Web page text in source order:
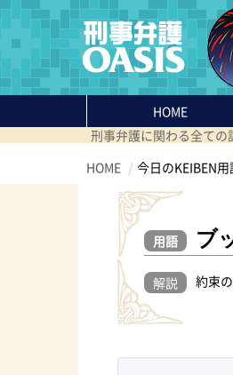
HOME
刑事弁護に関わる全ての
HOME
今日のKEIBEN
用語 ブ
解説 約束